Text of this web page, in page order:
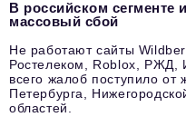
В российском сегменте
массовый сбой
Не работают сайты
Ростелеком, Roblox, РЖД,
всего жалоб поступило
Петербурга,
областей.